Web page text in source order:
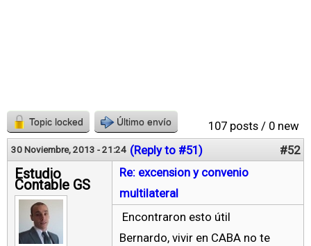
107 posts / 0 new
Topic locked Último envío
30 Noviembre, 2013 - 21:24 (Reply to #51) #52
Estudio
Contable GS
Re: excension y convenio
multilateral
Encontraron esto útil
Bernardo, vivir en CABA no te